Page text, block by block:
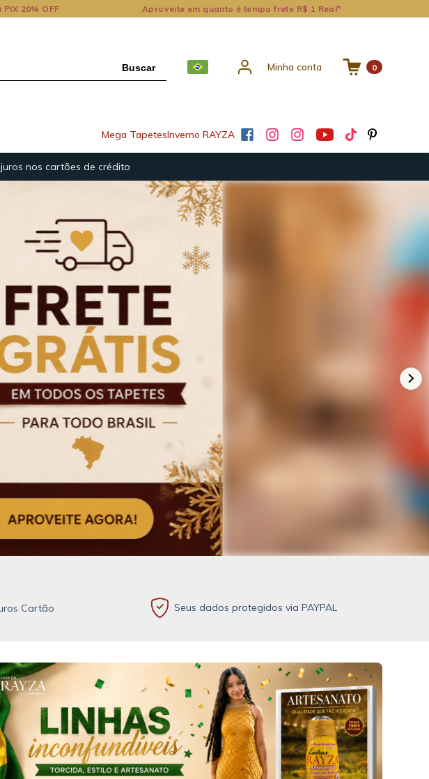
20% OFF Aproveite em quanto é tempo frete R$ 1 Real*
Buscar Minha conta 0
Mega TapetesInverno RAYZA
nos cartões de crédito
Cartão Seus dados protegidos via PAYPAL